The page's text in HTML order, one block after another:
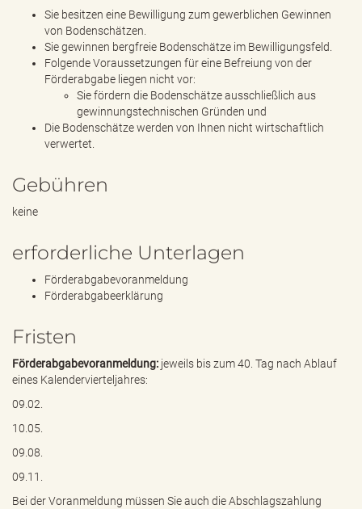
Sie besitzen eine Bewilligung zum gewerblichen Gewinnen
von Bodenschätzen.
Sie gewinnen bergfreie Bodenschätze im Bewilligungsfeld.
Folgende Voraussetzungen für eine Befreiung von der
Förderabgabe liegen nicht vor:
Sie fördern die Bodenschätze ausschließlich aus
gewinnungstechnischen Gründen und
Die Bodenschätze werden von Ihnen nicht wirtschaftlich
verwertet.
Gebühren
keine
erforderliche Unterlagen
Förderabgabevoranmeldung
Förderabgabeerklärung
Fristen
Förderabgabevoranmeldung: jeweils bis zum 40. Tag nach Ablauf
eines Kalendervierteljahres:
09.02.
10.05.
09.08.
09.11.
Bei der Voranmeldung müssen Sie auch die Abschlagszahlung